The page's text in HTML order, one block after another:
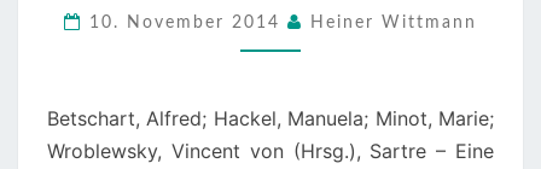
PERMANENTE
PROVOKATION
UNE
PROVOCATION
10. November 2014 Heiner Wittmann
Betschart, Alfred; Hackel, Manuela; Minot, Marie;
Wroblewsky, Vincent von (Hrsg.), Sartre – Eine